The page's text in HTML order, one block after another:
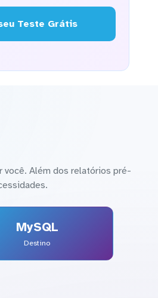
Teste Grátis
você. Além dos relatórios pré-
MySQL
Destino